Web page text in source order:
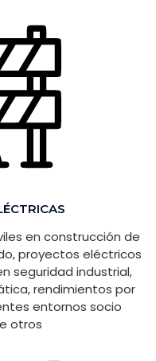
en construcción de
proyectos eléctricos
seguridad industrial,
rendimientos por
entornos socio
otros